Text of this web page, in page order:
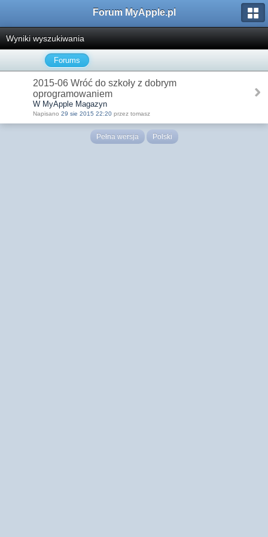
Forum MyApple.pl
Wyniki wyszukiwania
Forums
2015-06 Wróć do szkoły z dobrym
oprogramowaniem
W MyApple Magazyn
Napisano 29 sie 2015 22:20 przez tomasz
Pełna wersja Polski